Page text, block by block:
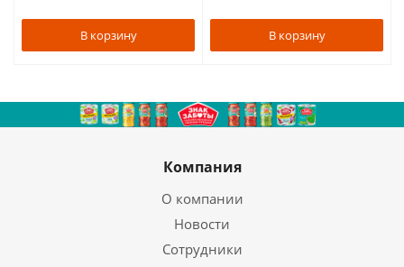
В корзину В корзину
Компания
О компании
Новости
Сотрудники